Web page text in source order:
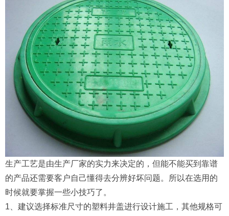
生产工艺是由生产厂家的实力来决定的，但能不能买到靠谱
的产品还需要客户自己懂得去分辨好坏问题。所以在选用的
时候就要掌握一些小技巧了。
1、建议选择标准尺寸的塑料井盖进行设计施工，其他规格可